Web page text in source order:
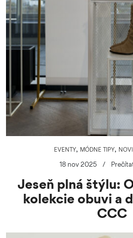
EVENTY, MÓDNE TIPY,
18 nov 2025 /
Jeseň plná štýlu:
kolekcie obuvi a
CCC